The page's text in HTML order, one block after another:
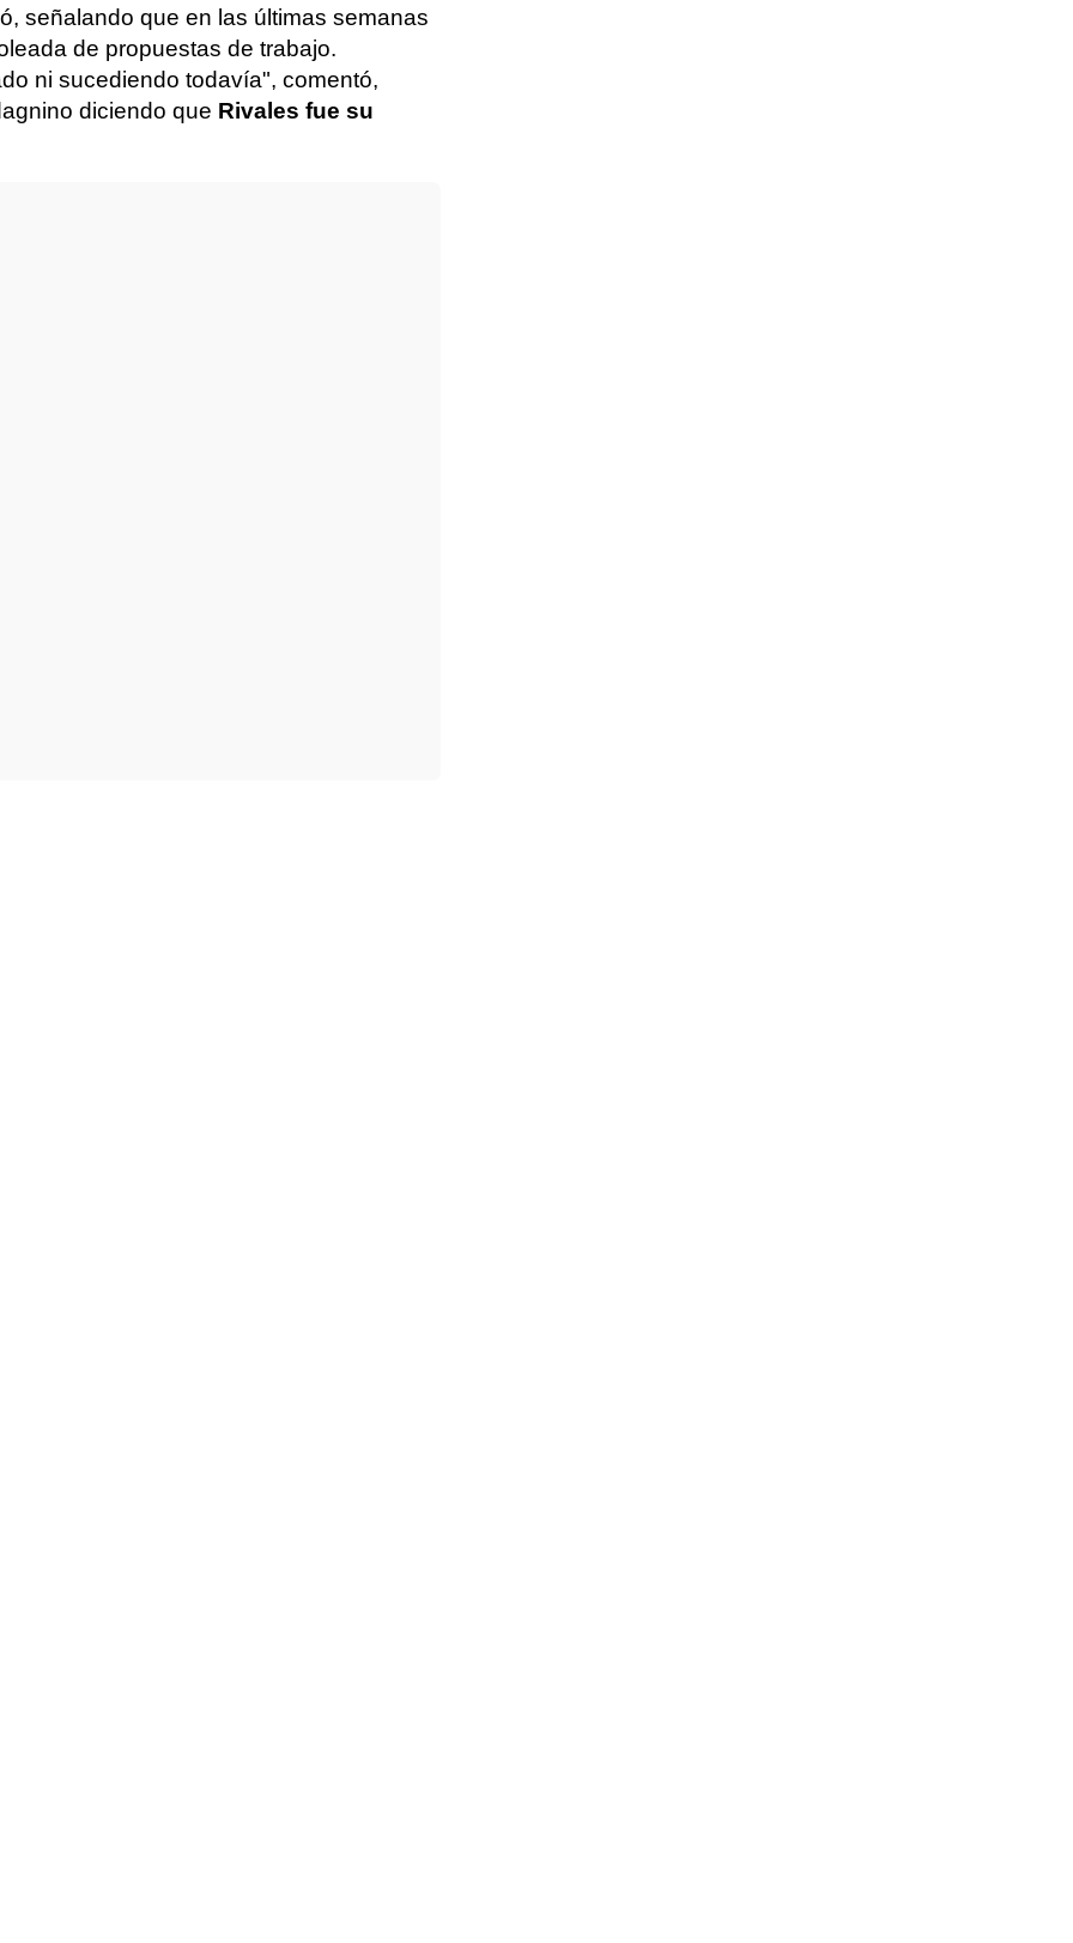
señalando que en las últimas semanas
de propuestas de trabajo.
ni sucediendo todavía", comentó,
diciendo que Rivales fue su